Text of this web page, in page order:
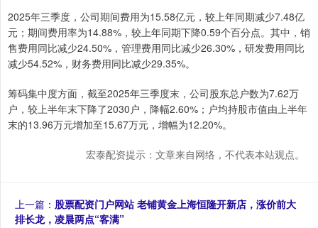
2025年三季度，公司期间费用为15.58亿元，较上年同期减少7.48亿
元；期间费用率为14.88%，较上年同期下降0.59个百分点。其中，销
售费用同比减少24.50%，管理费用同比减少26.30%，研发费用同比
减少54.52%，财务费用同比减少29.35%。
筹码集中度方面，截至2025年三季度末，公司股东总户数为7.62万
户，较上半年末下降了2030户，降幅2.60%；户均持股市值由上半年
末的13.96万元增加至15.67万元，增幅为12.20%。
宏泰配资提示：文章来自网络，不代表本站观点。
上一篇： 股票配资门户网站 老铺黄金上海恒隆开新店，涨价前大
排长龙，凌晨两点“客满”